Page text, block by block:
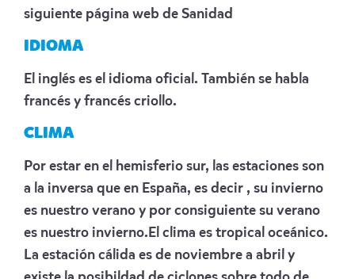
siguiente página web de Sanidad
IDIOMA
El inglés es el idioma oficial. También se habla
francés y francés criollo.
CLIMA
Por estar en el hemisferio sur, las estaciones son
a la inversa que en España, es decir , su invierno
es nuestro verano y por consiguiente su verano
es nuestro invierno.El clima es tropical oceánico.
La estación cálida es de noviembre a abril y